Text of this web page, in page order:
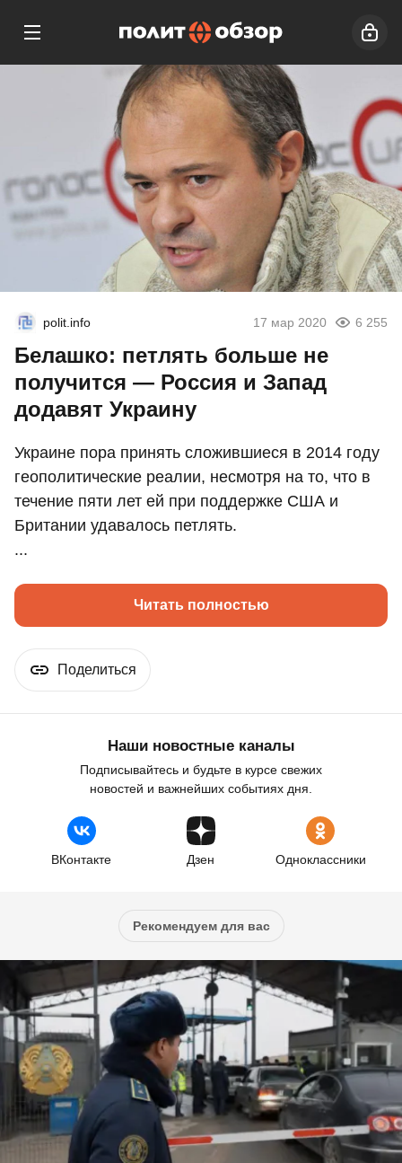
polit.info 17 мар 2020 6 255
Белашко: петлять больше не
получится — Россия и Запад
додавят Украину
Украине пора принять сложившиеся в 2014 году
геополитические реалии, несмотря на то, что в
течение пяти лет ей при поддержке США и
Британии удавалось петлять.
...
Читать полностью
Поделиться
Наши новостные каналы
Подписывайтесь и будьте в курсе свежих
новостей и важнейших событиях дня.
ВКонтакте Дзен Одноклассники
Рекомендуем для вас